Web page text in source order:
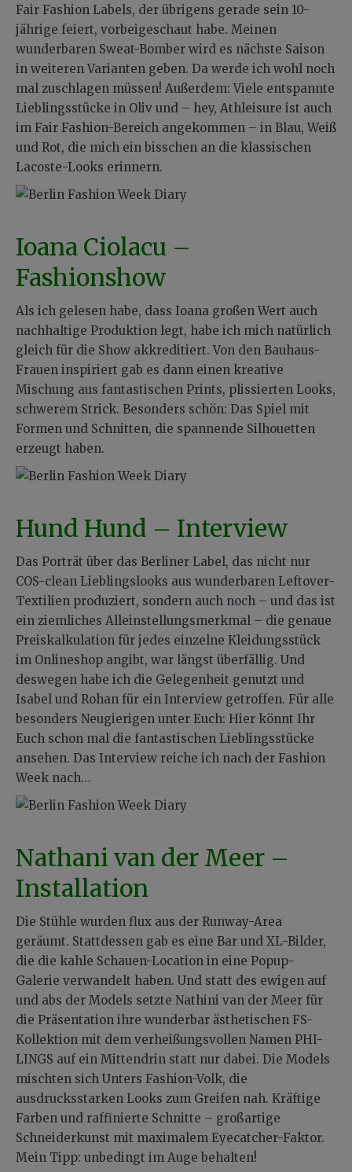
Fair Fashion Labels, der übrigens gerade sein 10-
jährige feiert, vorbeigeschaut habe. Meinen
wunderbaren Sweat-Bomber wird es nächste Saison
in weiteren Varianten geben. Da werde ich wohl noch
mal zuschlagen müssen! Außerdem: Viele entspannte
Lieblingsstücke in Oliv und – hey, Athleisure ist auch
im Fair Fashion-Bereich angekommen – in Blau, Weiß
und Rot, die mich ein bisschen an die klassischen
Lacoste-Looks erinnern.
Ioana Ciolacu –
Fashionshow
Als ich gelesen habe, dass Ioana großen Wert auch
nachhaltige Produktion legt, habe ich mich natürlich
gleich für die Show akkreditiert. Von den Bauhaus-
Frauen inspiriert gab es dann einen kreative
Mischung aus fantastischen Prints, plissierten Looks,
schwerem Strick. Besonders schön: Das Spiel mit
Formen und Schnitten, die spannende Silhouetten
erzeugt haben.
Hund Hund – Interview
Das Porträt über das Berliner Label, das nicht nur
COS-clean Lieblingslooks aus wunderbaren Leftover-
Textilien produziert, sondern auch noch – und das ist
ein ziemliches Alleinstellungsmerkmal – die genaue
Preiskalkulation für jedes einzelne Kleidungsstück
im Onlineshop angibt, war längst überfällig. Und
deswegen habe ich die Gelegenheit genutzt und
Isabel und Rohan für ein Interview getroffen. Für alle
besonders Neugierigen unter Euch: Hier könnt Ihr
Euch schon mal die fantastischen Lieblingsstücke
ansehen. Das Interview reiche ich nach der Fashion
Week nach…
Nathani van der Meer –
Installation
Die Stühle wurden flux aus der Runway-Area
geräumt. Stattdessen gab es eine Bar und XL-Bilder,
die die kahle Schauen-Location in eine Popup-
Galerie verwandelt haben. Und statt des ewigen auf
und abs der Models setzte Nathini van der Meer für
die Präsentation ihre wunderbar ästhetischen FS-
Kollektion mit dem verheißungsvollen Namen PHI-
LINGS auf ein Mittendrin statt nur dabei. Die Models
mischten sich Unters Fashion-Volk, die
ausdrucksstarken Looks zum Greifen nah. Kräftige
Farben und raffinierte Schnitte – großartige
Schneiderkunst mit maximalem Eyecatcher-Faktor.
Mein Tipp: unbedingt im Auge behalten!